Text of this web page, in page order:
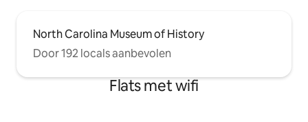
North Carolina Museum of History
Door 192 locals aanbevolen
Flats met wifi